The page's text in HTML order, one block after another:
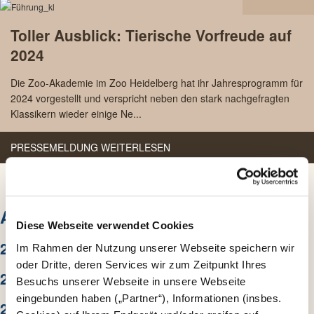
Diese Webseite verwendet Cookies
Im Rahmen der Nutzung unserer Webseite speichern wir
oder Dritte, deren Services wir zum Zeitpunkt Ihres
Besuchs unserer Webseite in unsere Webseite
eingebunden haben („Partner“), Informationen (insbes.
2023
Toller Ausblick: Tierische Vorfreude auf
2024
Die Zoo-Akademie im Zoo Heidelberg hat ihr Jahresprogramm für
2024 vorgestellt und verspricht neben den stark nachgefragten
Klassikern wieder einige Ne...
PRESSEMELDUNG WEITERLESEN
ARCHIV
2026
2025
2024